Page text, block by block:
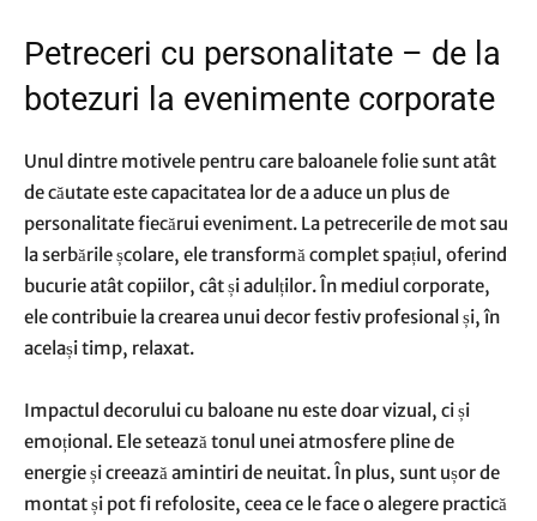
Petreceri cu personalitate – de la
botezuri la evenimente corporate
Unul dintre motivele pentru care baloanele folie sunt atât
de căutate este capacitatea lor de a aduce un plus de
personalitate fiecărui eveniment. La petrecerile de mot sau
la serbările școlare, ele transformă complet spațiul, oferind
bucurie atât copiilor, cât și adulților. În mediul corporate,
ele contribuie la crearea unui decor festiv profesional și, în
același timp, relaxat.
Impactul decorului cu baloane nu este doar vizual, ci și
emoțional. Ele setează tonul unei atmosfere pline de
energie și creează amintiri de neuitat. În plus, sunt ușor de
montat și pot fi refolosite, ceea ce le face o alegere practică